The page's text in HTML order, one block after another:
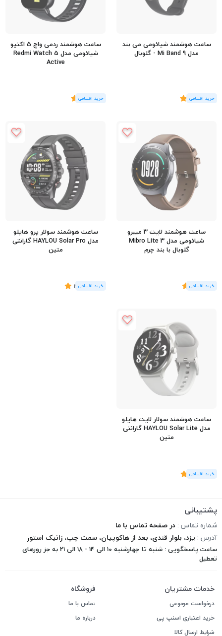
ساعت هوشمند شیائومی می بند
مدل Mi Band 9 - گلوبال
(3 رای)
5
ساعت هوشمند ردمی واچ 5 اکتیو
شیائومی مدل Redmi Watch 5
Active
(1رای)
5
ساعت هوشمند لایت 3 میبرو
شیائومی مدل Mibro Lite 3
گلوبال با بند چرم
(1رای)
5
ساعت هوشمند سولار پرو هایلو
مدل HAYLOU Solar Pro گارانتی
متین
(2 رای)
4.5
ساعت هوشمند سولار لایت هایلو
مدل HAYLOU Solar Lite گارانتی
متین
(2 رای)
5
پشتیبانی
شماره تماس : در صفحه تماس با ما
آدرس : یزد، بلوار قندی، بعد از هاکوپیان، سمت چپ، زانیک استور
ساعت پاسخگویی : شنبه تا چهارشنبه 10 الی 14 - 18 الی 21 به جز روزهای
تعطیل
خدمات مشتریان
درخواست مرجوعی
خرید اعتباری اسنپ پی
شرایط ارسال کالا
فروشگاه
تماس با ما
درباره ما